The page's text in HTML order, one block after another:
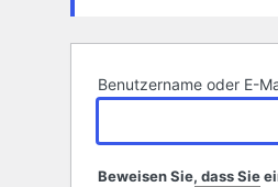
Benutzername oder E-
Beweisen Sie, dass Sie